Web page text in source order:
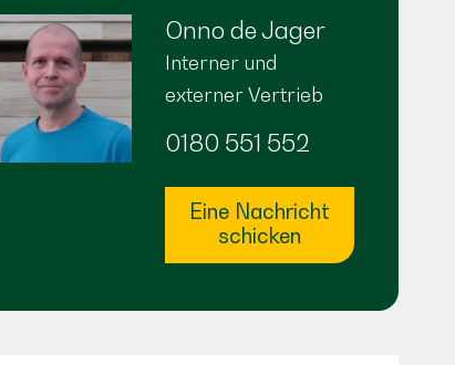
Onno de Jager
Interner und
externer Vertrieb
0180 551 552
Eine Nachricht
schicken